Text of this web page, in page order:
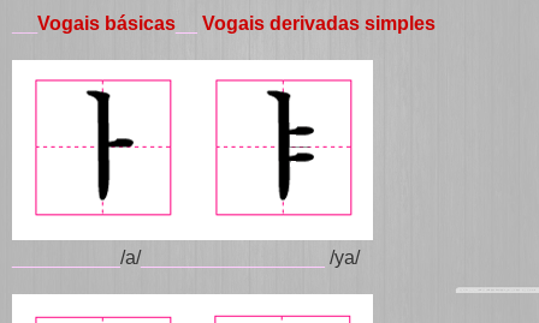
Vogais básicas Vogais derivadas simples
/a/_________________ /ya/